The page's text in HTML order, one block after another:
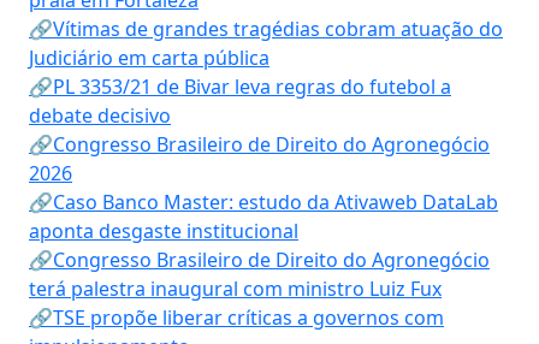
🔗Vítimas de grandes tragédias cobram atuação do
Judiciário em carta pública
🔗PL 3353/21 de Bivar leva regras do futebol a
debate decisivo
🔗Congresso Brasileiro de Direito do Agronegócio
2026
🔗Caso Banco Master: estudo da Ativaweb DataLab
aponta desgaste institucional
🔗Congresso Brasileiro de Direito do Agronegócio
terá palestra inaugural com ministro Luiz Fux
🔗TSE propõe liberar críticas a governos com